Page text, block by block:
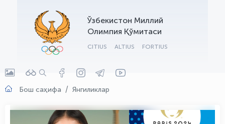
Ўзбекистон Миллий
Олимпия Қўмитаси
CITIUS ALTIUS FORTIUS
Бош саҳифа Янгиликлар
OLYMPCHIK AI - yordamchi
Онлайн · olympic.uz